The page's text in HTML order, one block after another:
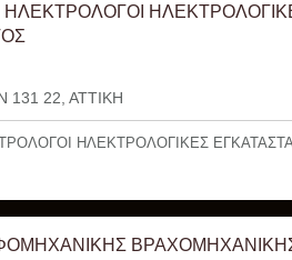
131 22, ΑΤΤΙΚΗ
ΗΛΕΚΤΡΟΛΟΓΙΚΕΣ